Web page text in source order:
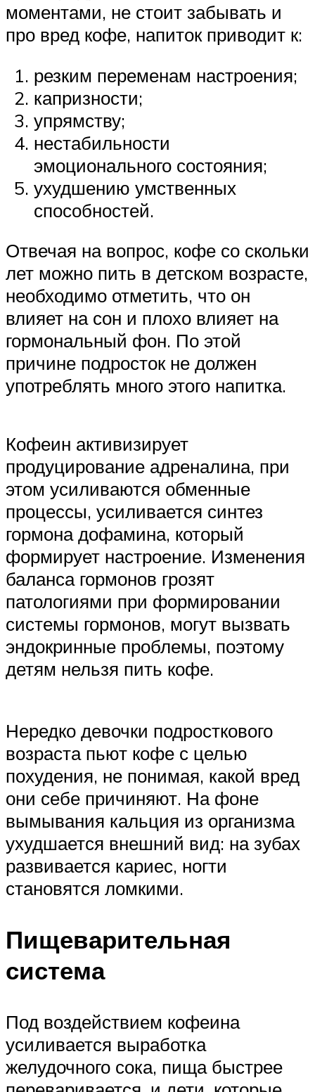
моментами, не стоит забывать и
про вред кофе, напиток приводит к:
резким переменам настроения;
капризности;
упрямству;
нестабильности
эмоционального состояния;
ухудшению умственных
способностей.
Отвечая на вопрос, кофе со скольки
лет можно пить в детском возрасте,
необходимо отметить, что он
влияет на сон и плохо влияет на
гормональный фон. По этой
причине подросток не должен
употреблять много этого напитка.
Кофеин активизирует
продуцирование адреналина, при
этом усиливаются обменные
процессы, усиливается синтез
гормона дофамина, который
формирует настроение. Изменения
баланса гормонов грозят
патологиями при формировании
системы гормонов, могут вызвать
эндокринные проблемы, поэтому
детям нельзя пить кофе.
Нередко девочки подросткового
возраста пьют кофе с целью
похудения, не понимая, какой вред
они себе причиняют. На фоне
вымывания кальция из организма
ухудшается внешний вид: на зубах
развивается кариес, ногти
становятся ломкими.
Пищеварительная
система
Под воздействием кофеина
усиливается выработка
желудочного сока, пища быстрее